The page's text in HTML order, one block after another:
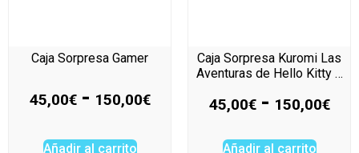
Caja Sorpresa Gamer
45,00€ - 150,00€
Añadir al carrito
Caja Sorpresa Kuromi Las
Aventuras de Hello Kitty …
45,00€ - 150,00€
Añadir al carrito